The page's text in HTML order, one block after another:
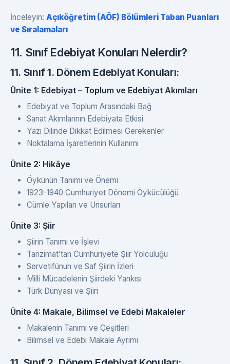
İnceleyin: Açıköğretim (AÖF) Bölümleri Taban Puanları
ve Sıralamaları
11. Sınıf Edebiyat Konuları Nelerdir?
11. Sınıf 1. Dönem Edebiyat Konuları:
Ünite 1: Edebiyat – Toplum ve Edebiyat Akımları
Edebiyat ve Toplum Arasındaki Bağ
Sanat Akımlarının Edebiyata Etkisi
Yazı Dilinde Dikkat Edilmesi Gerekenler
Noktalama İşaretlerinin Kullanımı
Ünite 2: Hikâye
Öykünün Tanımı ve Önemi
1923-1940 Cumhuriyet Dönemi Öykücülüğü
Cümle Yapıları ve Unsurları
Ünite 3: Şiir
Şiirin Tanımı ve İşlevi
Tanzimat’tan Cumhuriyete Şiir Yolculuğu
Servetifünun ve Saf Şiirin İzleri
Milli Mücadelenin Şiirdeki Yankısı
Türk Dünyası ve Şiiri
Ünite 4: Makale, Bilimsel ve Edebi Makaleler
Makalenin Tanımı ve Çeşitleri
Bilimsel ve Edebi Makale Ayrımı